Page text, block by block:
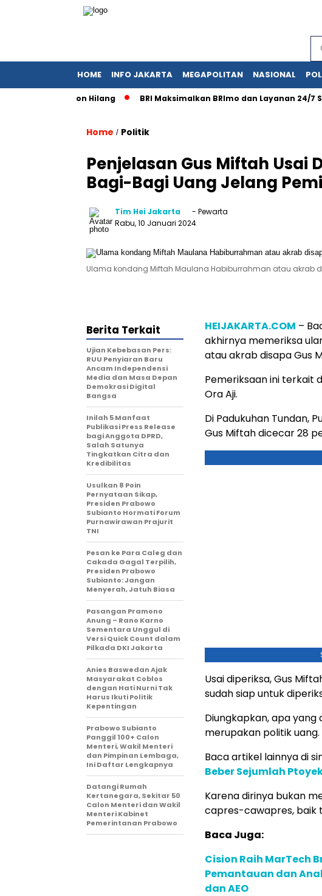
HOME INFO JAKARTA MEGAPOLITAN NASIONAL
Pemohon Hilang BRI Maksimalkan BRImo dan Layanan 24/7
Home / Politik
Penjelasan Gus Miftah Usai
Bagi-Bagi Uang Jelang
Tim Hei Jakarta
- Pewarta
Rabu, 10 Januari 2024
Ulama kondang Miftah Maulana Habiburrahman atau akrab
HEIJAKARTA.COM –
akhirnya memeriksa
atau akrab disapa Gus
Pemeriksaan ini terkait
Ora Aji.
Di Padukuhan Tundan,
Gus Miftah dicecar 28
Usai diperiksa, Gus
sudah siap untuk
Diungkapkan, apa
merupakan politik uang.
Baca artikel lainnya di
Beber Sejumlah
Karena dirinya bukan
capres-cawapres, baik
Baca Juga:
Cision Raih MarTech
Pemantauan dan
dan AEO
Berita Terkait
Ujian Kebebasan Pers:
RUU Penyiaran Baru
Ancam Independensi
Media dan Masa Depan
Demokrasi Digital
Bangsa
Inilah 5 Manfaat
Publikasi Press Release
bagi Anggota DPRD,
Salah Satunya
Tingkatkan Citra dan
Kredibilitas
Usulkan 8 Poin
Pernyataan Sikap,
Presiden Prabowo
Subianto Hormati Forum
Purnawirawan Prajurit
TNI
Pesan ke Para Caleg dan
Cakada Gagal Terpilih,
Presiden Prabowo
Subianto: Jangan
Menyerah, Jatuh Biasa
Pasangan Pramono
Anung – Rano Karno
Sementara Unggul di
Versi Quick Count dalam
Pilkada DKI Jakarta
Anies Baswedan Ajak
Masyarakat Coblos
dengan Hati Nurni Tak
Harus Ikuti Politik
Kepentingan
Prabowo Subianto
Panggil 100+ Calon
Menteri, Wakil Menteri
dan Pimpinan Lembaga,
Ini Daftar Lengkapnya
Datangi Rumah
Kertanegara, Sekitar 50
Calon Menteri dan Wakil
Menteri Kabinet
Pemerintanan Prabowo